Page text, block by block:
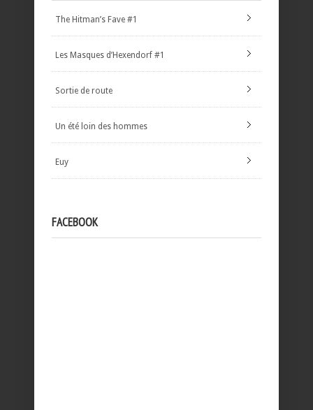
The Hitman’s Fave #1
Les Masques d’Hexendorf #1
Sortie de route
Un été loin des hommes
Euy
FACEBOOK